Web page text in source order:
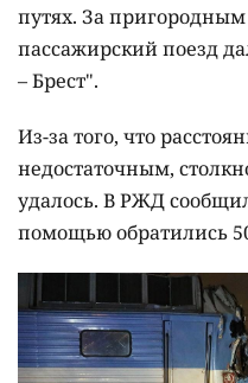
путях. За
пассажирский поезд
– Брест".
Из-за того, что
недостаточным,
удалось. В РЖД
помощью обратились